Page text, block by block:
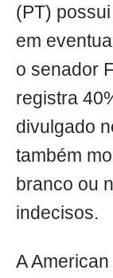
(PT)
em
o senador
registra
divulgado
também
branco ou
indecisos.
A